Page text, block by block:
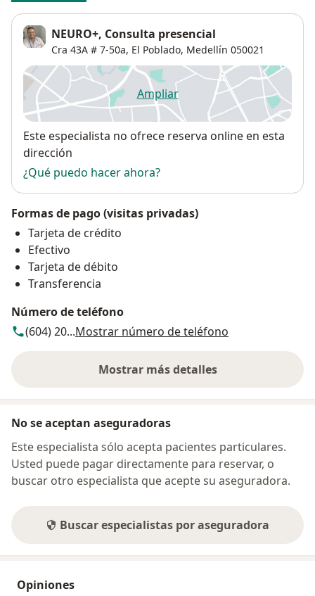
NEURO+, Consulta presencial
Cra 43A # 7-50a, El Poblado, Medellín 050021
Ampliarse abre en una nueva
Disponibilidad
Este especialista no ofrece reserva online en esta
dirección
¿Qué puedo hacer ahora?
Formas de pago (visitas privadas)
Tarjeta de crédito
Efectivo
Tarjeta de débito
Transferencia
Número de teléfono
(604) 20...Mostrar número de teléfono
Mostrar más detalles
sobre la dirección
No se aceptan aseguradoras
Este especialista sólo acepta pacientes particulares.
Usted puede pagar directamente para reservar, o
buscar otro especialista que acepte su aseguradora.
Buscar especialistas por aseguradora
Opiniones